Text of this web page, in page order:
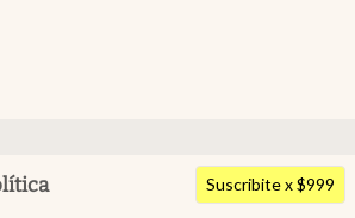
Argentina
Suscribite x $999